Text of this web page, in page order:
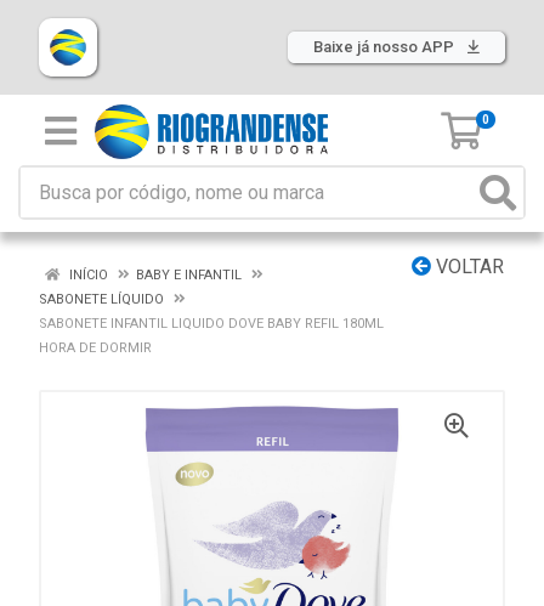
Baixe já nosso APP
0
VOLTAR
INÍCIO
BABY E INFANTIL
SABONETE LÍQUIDO
SABONETE INFANTIL LIQUIDO DOVE BABY REFIL 180ML
HORA DE DORMIR